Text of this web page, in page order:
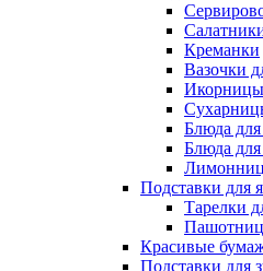
Креманки
Вазочки
Икорницы
Блюда
Блюда
Подставки для
Тарелки
Красивые
Подставки для